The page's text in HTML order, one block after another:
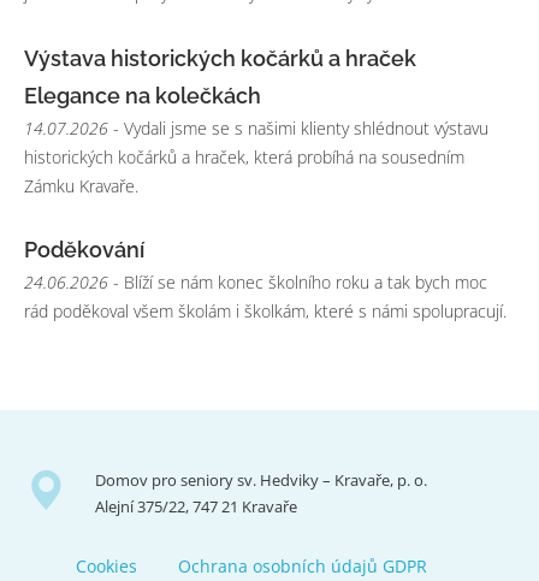
Výstava historických kočárků a hraček
Elegance na kolečkách
14.07.2026 - Vydali jsme se s našimi klienty shlédnout výstavu
historických kočárků a hraček, která probíhá na sousedním
Zámku Kravaře.
Poděkování
24.06.2026 - Blíží se nám konec školního roku a tak bych moc
rád poděkoval všem školám i školkám, které s námi spolupracují.
Domov pro seniory sv. Hedviky – Kravaře, p. o.
Alejní 375/22, 747 21 Kravaře
Cookies Ochrana osobních údajů GDPR